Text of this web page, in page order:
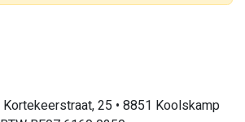
Kortekeerstraat, 25 • 8851 Koolskamp